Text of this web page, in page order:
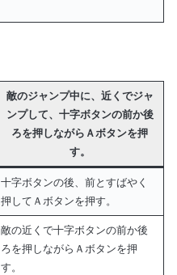
敵のジャンプ中に、近くでジャ
ンプして、十字ボタンの前か後
ろを押しながらＡボタンを押
す。
十字ボタンの後、前とすばやく
押してＡボタンを押す。
敵の近くで十字ボタンの前か後
ろを押しながらＡボタンを押
す。